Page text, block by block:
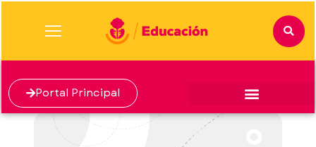
Portal Principal